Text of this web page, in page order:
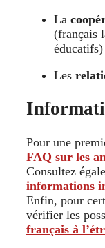
La
(français
éducatifs)
Les
Pour une
FAQ sur les
Consultez
informations
Enfin, pour
vérifier les
français à